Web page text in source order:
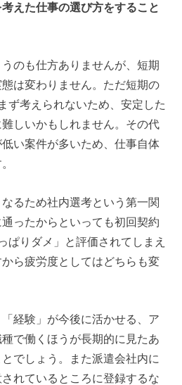
えた仕事の選び方をすること
のも仕方ありませんが、短期
は変わりません。ただ短期の
ず考えられないため、安定した
しいかもしれません。その代
い案件が多いため、仕事自体
るため社内選考という第一関
ったからといっても初回契約
ぱりダメ」と評価されてしまえ
ら疲労度としてはどちらも変
経験」が今後に活かせる、ア
で働くほうが長期的に見たあ
でしょう。また派遣会社内に
れているところに登録するな